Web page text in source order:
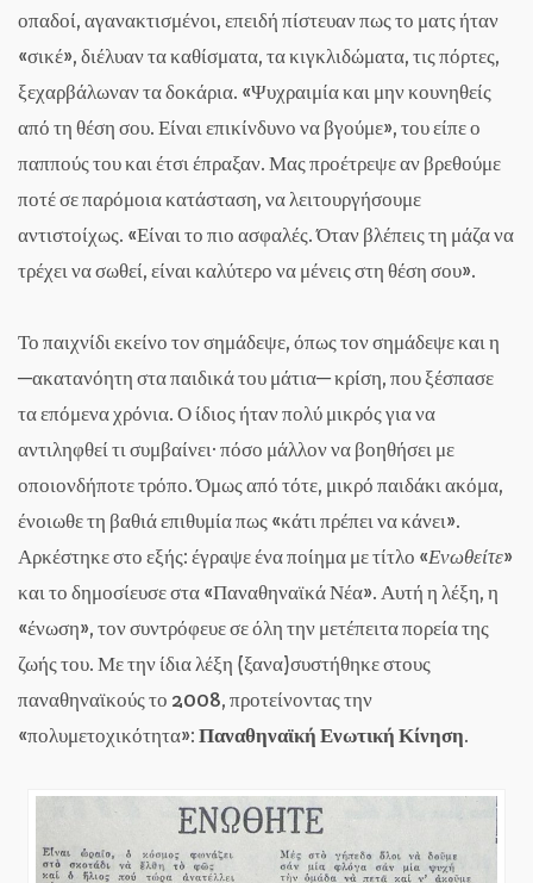
οπαδοί, αγανακτισμένοι, επειδή πίστευαν πως το ματς ήταν
«σικέ», διέλυαν τα καθίσματα, τα κιγκλιδώματα, τις πόρτες,
ξεχαρβάλωναν τα δοκάρια. «Ψυχραιμία και μην κουνηθείς
από τη θέση σου. Είναι επικίνδυνο να βγούμε», του είπε ο
παππούς του και έτσι έπραξαν. Μας προέτρεψε αν βρεθούμε
ποτέ σε παρόμοια κατάσταση, να λειτουργήσουμε
αντιστοίχως. «Είναι το πιο ασφαλές. Όταν βλέπεις τη μάζα να
τρέχει να σωθεί, είναι καλύτερο να μένεις στη θέση σου».
Το παιχνίδι εκείνο τον σημάδεψε, όπως τον σημάδεψε και η
─ακατανόητη στα παιδικά του μάτια─ κρίση, που ξέσπασε
τα επόμενα χρόνια. Ο ίδιος ήταν πολύ μικρός για να
αντιληφθεί τι συμβαίνει· πόσο μάλλον να βοηθήσει με
οποιονδήποτε τρόπο. Όμως από τότε, μικρό παιδάκι ακόμα,
ένοιωθε τη βαθιά επιθυμία πως «κάτι πρέπει να κάνει».
Αρκέστηκε στο εξής: έγραψε ένα ποίημα με τίτλο «Ενωθείτε»
και το δημοσίευσε στα «Παναθηναϊκά Νέα». Αυτή η λέξη, η
«ένωση», τον συντρόφευε σε όλη την μετέπειτα πορεία της
ζωής του. Με την ίδια λέξη (ξανα)συστήθηκε στους
παναθηναϊκούς το 2008, προτείνοντας την
«πολυμετοχικότητα»:Παναθηναϊκή Ενωτική Κίνηση.